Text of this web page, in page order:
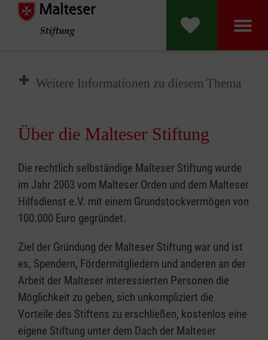
Weitere Informationen zu diesem Thema
Über die Malteser Stiftung
Die rechtlich selbständige Malteser Stiftung wurde
im Jahr 2003 vom Malteser Orden und dem Malteser
Hilfsdienst e.V. mit einem Grundstockvermögen von
100.000 Euro gegründet.
Ziel der Gründung der Malteser Stiftung war und ist
es, Spendern, Fördermitgliedern und anderen an der
Arbeit der Malteser interessierten Personen die
Möglichkeit zu geben, sich unkompliziert die
Vorteile des Stiftens zu erschließen, kostenlos eine
eigene Stiftung unter dem Dach der Malteser